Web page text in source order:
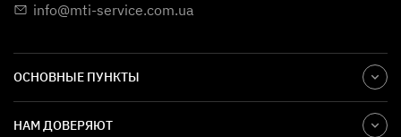
info@mti-service.com.ua
ОСНОВНЫЕ ПУНКТЫ
НАМ ДОВЕРЯЮТ